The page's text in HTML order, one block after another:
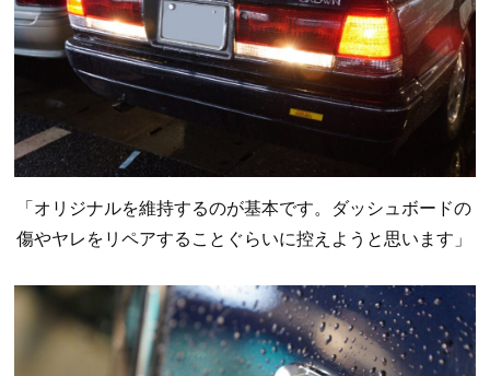
「オリジナルを維持するのが基本です。ダッシュボードの
傷やヤレをリペアすることぐらいに控えようと思います」